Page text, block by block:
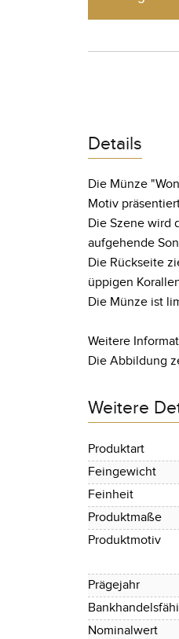
Details
Die Münze
Motiv
Die Szene wird
aufgehende
Die Rückseite
üppigen
Die Münze ist
Weitere
Die Abbildung
Weitere
Produktart
Feingewicht
Feinheit
Produktmaße
Produktmotiv
Prägejahr
Nominalwert